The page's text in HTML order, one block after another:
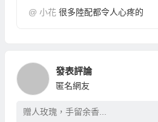
@ 小花 很多陸配都令人心疼的
發表評論
匿名網友